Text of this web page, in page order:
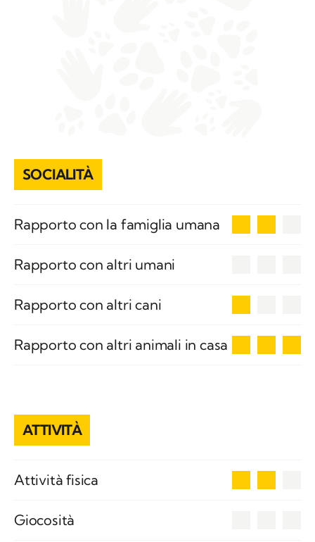
SOCIALITÀ
Rapporto con la famiglia umana
Rapporto con altri umani
Rapporto con altri cani
Rapporto con altri animali in casa
ATTIVITÀ
Attività fisica
Giocosità